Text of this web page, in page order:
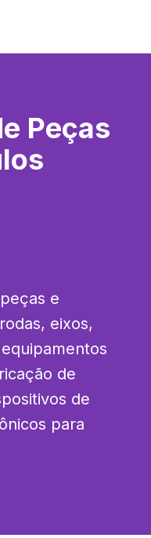
Peças
e
eixos,
de
de
para